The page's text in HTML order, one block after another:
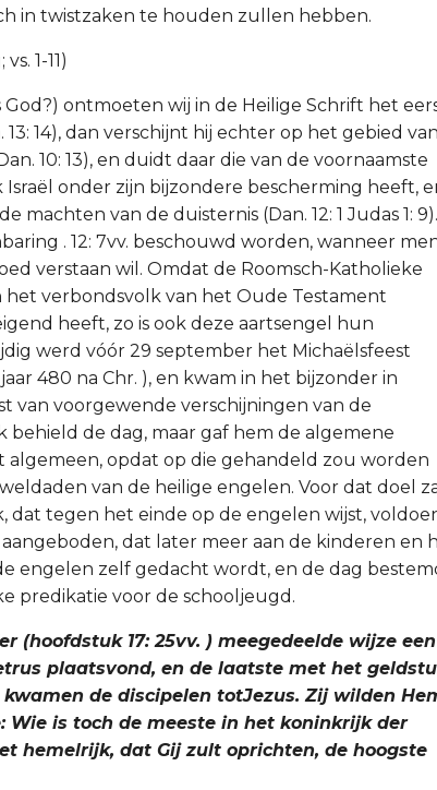
in twistzaken te houden zullen hebben.
1-11)
God?) ontmoeten wij in de Heilige Schrift het
14), dan verschijnt hij echter op het gebied
10: 13), en duidt daar die van de voornaamste
onder zijn bijzondere bescherming heeft,
machten van de duisternis (Dan. 12: 1 Judas 1: 9).
. 12: 7vv. beschouwd worden, wanneer
verstaan wil. Omdat de Roomsch-Katholieke
het verbondsvolk van het Oude Testament
heeft, zo is ook deze aartsengel hun
werd vóór 29 september het Michaëlsfeest
480 na Chr. ), en kwam in het bijzonder in
van voorgewende verschijningen van de
behield de dag, maar gaf hem de algemene
algemeen, opdat op die gehandeld zou worden
van de heilige engelen. Voor dat doel
dat tegen het einde op de engelen wijst,
dat later meer aan de kinderen en
engelen zelf gedacht wordt, en de dag
predikatie voor de schooljeugd.
(hoofdstuk 17: 25vv. ) meegedeelde wijze een
plaatsvond, en de laatste met het
de discipelen totJezus. Zij wilden
Wie is toch de meeste in het koninkrijk der
hemelrijk, dat Gij zult oprichten, de hoogste